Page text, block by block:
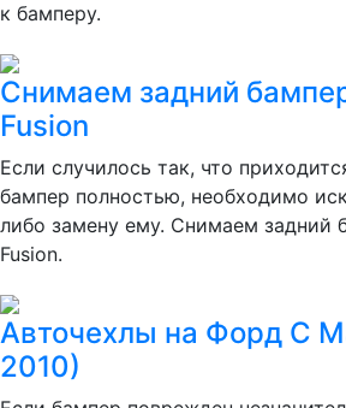
к бамперу.
Снимаем задний
Fusion
Если случилось так, что
бампер полностью, необходимо
либо замену ему. Снимаем задний
Fusion.
Авточехлы на Форд С
2010)